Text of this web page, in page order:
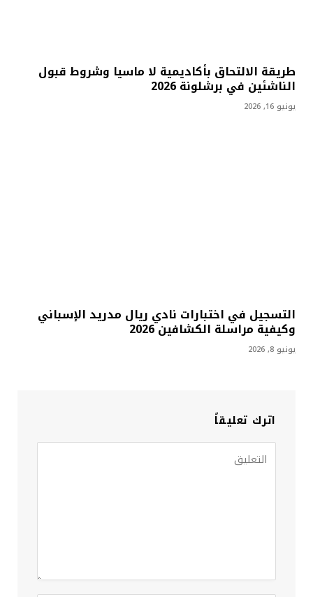
طريقة الالتحاق بأكاديمية لا ماسيا وشروط قبول
الناشئين في برشلونة 2026
يونيو 16, 2026
التسجيل في اختبارات نادي ريال مدريد الإسباني
وكيفية مراسلة الكشافين 2026
يونيو 8, 2026
اترك تعليقاً